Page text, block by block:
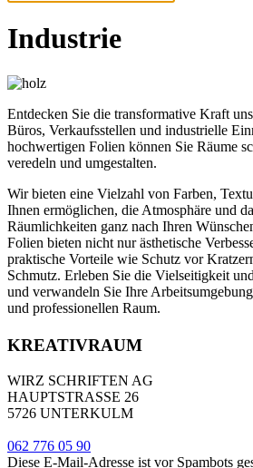
Industrie
Entdecken Sie die transformative Kraft
Büros, Verkaufsstellen und industrielle
hochwertigen Folien können Sie Räume
veredeln und umgestalten.
Wir bieten eine Vielzahl von Farben,
Ihnen ermöglichen, die Atmosphäre und
Räumlichkeiten ganz nach Ihren
Folien bieten nicht nur ästhetische
praktische Vorteile wie Schutz vor
Schmutz. Erleben Sie die Vielseitigkeit
und verwandeln Sie Ihre
und professionellen Raum.
KREATIVRAUM
WIRZ SCHRIFTEN AG
HAUPTSTRASSE 26
5726 UNTERKULM
062 776 05 90
Diese E-Mail-Adresse ist vor Spambots